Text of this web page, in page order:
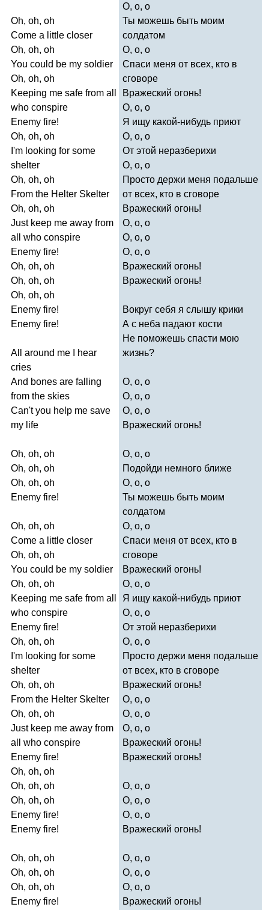
Oh, oh, oh
Come a little closer
Oh, oh, oh
You could be my soldier
Oh, oh, oh
Keeping me safe from all
who conspire
Enemy fire!
Oh, oh, oh
I'm looking for some
shelter
Oh, oh, oh
From the Helter Skelter
Oh, oh, oh
Just keep me away from
all
who conspire
Enemy fire!
Oh, oh, oh
Oh, oh, oh
Oh, oh, oh
Enemy fire!
Enemy fire!
All around me
hear
cries
And bones are falling
from the skies
Can't you help me save
my life
Oh, oh, oh
Oh, oh, oh
Oh, oh, oh
Enemy fire!
Oh, oh, oh
Come a little closer
Oh, oh, oh
You could be my soldier
Oh, oh, oh
Keeping me safe from all
who conspire
Enemy fire!
Oh, oh, oh
I'm looking for some
shelter
Oh, oh, oh
From the Helter Skelter
Oh, oh, oh
Just keep me away from
all
who conspire
Enemy fire!
Oh, oh, oh
Oh, oh, oh
Oh, oh, oh
Enemy fire!
Enemy fire!
Oh, oh, oh
Oh, oh, oh
Oh, oh, oh
Enemy fire!
О, о, о
Ты можешь быть моим
солдатом
О, о, о
Спаси меня от всех, кто в
сговоре
Вражеский огонь!
О, о, о
Я ищу какой-нибудь приют
О, о, о
От этой неразберихи
О, о, о
Просто держи меня подальше
от всех, кто в сговоре
Вражеский огонь!
О, о, о
О, о, о
О, о, о
Вражеский огонь!
Вражеский огонь!
Вокруг себя я слышу крики
А с неба падают кости
Не поможешь спасти мою
жизнь?
О, о, о
О, о, о
О, о, о
Вражеский огонь!
О, о, о
Подойди немного ближе
О, о, о
Ты можешь быть моим
солдатом
О, о, о
Спаси меня от всех, кто в
сговоре
Вражеский огонь!
О, о, о
Я ищу какой-нибудь приют
О, о, о
От этой неразберихи
О, о, о
Просто держи меня подальше
от всех, кто в сговоре
Вражеский огонь!
О, о, о
О, о, о
О, о, о
Вражеский огонь!
Вражеский огонь!
О, о, о
О, о, о
О, о, о
Вражеский огонь!
О, о, о
О, о, о
О, о, о
Вражеский огонь!